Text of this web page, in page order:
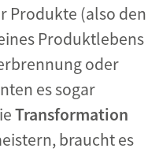
Produkte (also den
Produktlebens
oder
es sogar
Transformation
braucht es